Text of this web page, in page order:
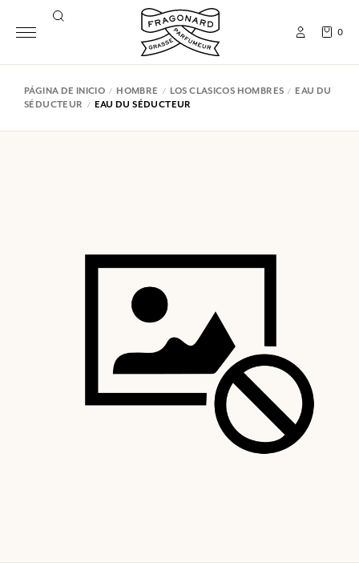
0
PÁGINA DE INICIO HOMBRE LOS CLASICOS HOMBRES
EAU DU
SÉDUCTEUR
EAU DU SÉDUCTEUR